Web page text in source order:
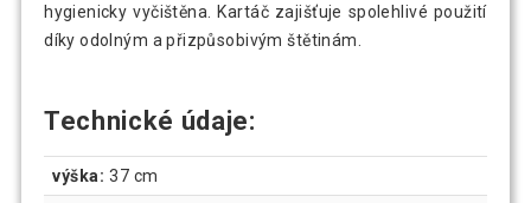
hygienicky vyčištěna. Kartáč zajišťuje spolehlivé použití
díky odolným a přizpůsobivým štětinám.
Technické údaje:
výška: 37 cm